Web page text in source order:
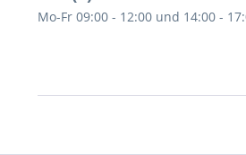
Mo-Fr 09:00 - 12:00 und 14:00 -